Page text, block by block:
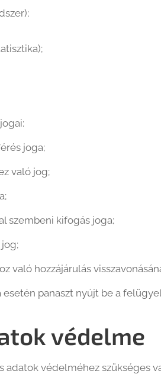
joga;
való jog;
szembeni kifogás joga;
való hozzájárulás
panaszt nyújt be a
védelme
adatok védelméhez szükséges